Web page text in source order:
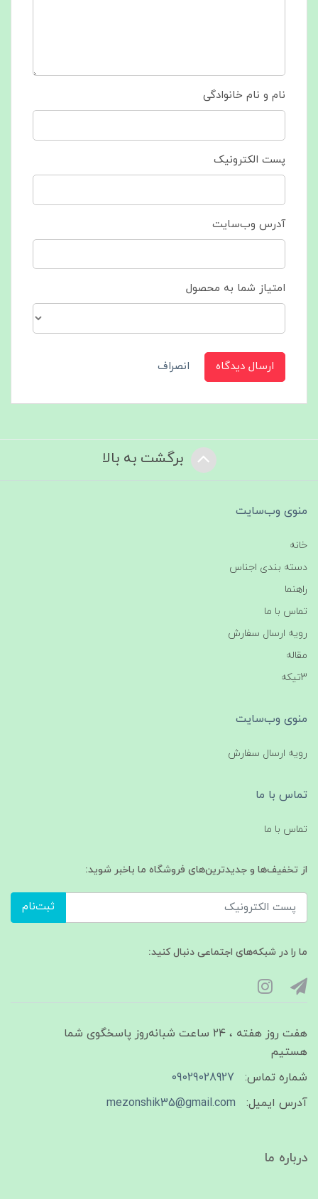
نام و نام خانوادگی
پست الکترونیک
آدرس وب‌سایت
امتیاز شما به محصول
ارسال دیدگاه انصراف
برگشت به بالا
منوی وب‌سایت
خانه
دسته بندی اجناس
راهنما
تماس با ما
رویه ارسال سفارش
مقاله
3تیکه
منوی وب‌سایت
رویه ارسال سفارش
تماس با ما
تماس با ما
از تخفیف‌ها و جدیدترین‌های فروشگاه ما باخبر شوید:
ثبت‌نام
ما را در شبکه‌های اجتماعی دنبال کنید:
هفت روز هفته ، ۲۴ ساعت شبانه‌روز پاسخگوی شما
هستیم
شماره تماس:
09029028927
آدرس ایمیل:
mezonshik35@gmail.com
درباره ما